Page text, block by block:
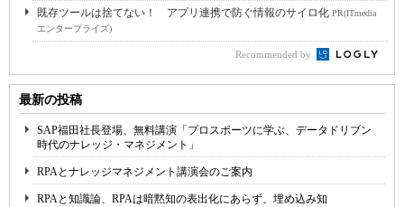
既存ツールは捨てない！ アプリ連携で防ぐ情報のサイロ化 PR(ITmedia
エンタープライズ)
Recommended by
最新の投稿
SAP福田社長登場、無料講演「プロスポーツに学ぶ、データドリブン
時代のナレッジ・マネジメント」
RPAとナレッジマネジメント講演会のご案内
RPAと知識論、RPAは暗黙知の表出化にあらず、埋め込み知